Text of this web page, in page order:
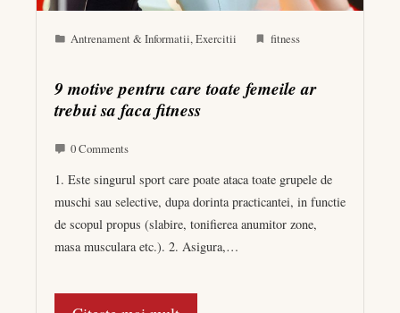
Antrenament & Informatii,Exercitii fitness
9 motive pentru care toate femeile ar
trebui sa faca fitness
0 Comments
1. Este singurul sport care poate ataca toate grupele de
muschi sau selective, dupa dorinta practicantei, in functie
de scopul propus (slabire, tonifierea anumitor zone,
masa musculara etc.). 2. Asigura,…